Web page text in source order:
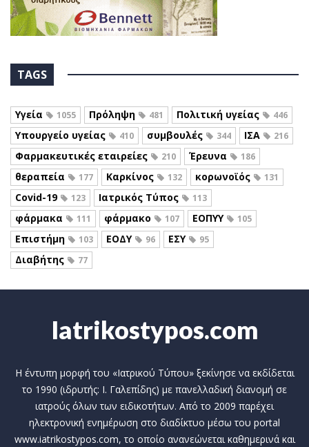
TAGS
Υγεία 1055 Πρόληψη 481 Πολιτική υγείας 446
Υπουργείο υγείας 410 συμβουλές 344 ΙΣΑ 216
Φαρμακευτικές εταιρείες 210 Έρευνα 186
θεραπεία 177 Καρκίνος 132 κορωνοϊός 131
Covid-19 123 Ιατρικός Τύπος 113
φάρμακα 111 φάρμακο 107 ΕΟΠΥΥ 105
Επιστήμη 103 ΕΟΔΥ 96 ΕΣΥ 95
Διαβήτης 77
Iatrikostypos.com
Η έντυπη μορφή του «Ιατρικού Τύπου» ξεκίνησε να εκδίδεται
το 1990 (ιδρυτής: Ι. Γαλεπίδης) με πανελλαδική διανομή σε
ιατρούς όλων των ειδικοτήτων. Από το 2009 παρέχει
ηλεκτρονική ενημέρωση στο διαδίκτυο μέσω του portal
www.iatrikostypos.com, το οποίο ανανεώνεται καθημερινά και